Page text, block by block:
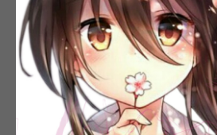
👉 露の世（つゆのよ
«бренный мир»,
👉 露を払う（つゆを
о харау] – «стряхнуть
переносном значении